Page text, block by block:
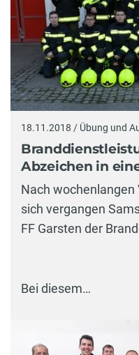
18.11.2018 / Übung und
Abzeichen in
Nach
sich vergangen
FF Garsten der
Bei diesem…